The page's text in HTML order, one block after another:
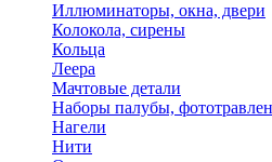
Иллюминаторы, окна, двери
Колокола, сирены
Кольца
Леера
Мачтовые детали
Наборы палубы,
Нагели
Нити